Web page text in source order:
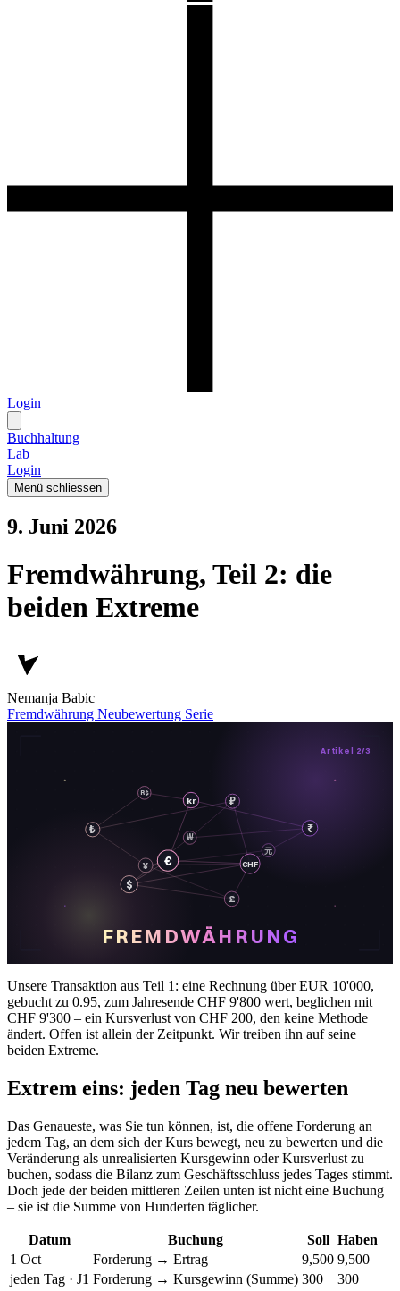
Login
Buchhaltung
Lab
Login
Menü schliessen
9. Juni 2026
Fremdwährung, Teil 2: die
beiden Extreme
Nemanja Babic
Fremdwährung Neubewertung Serie
元
¥
₩
£
R$
₽
₹
₺
$
CHF
kr
€
Artikel 2/3
FREMDWÄHRUNG
Unsere Transaktion aus Teil 1: eine Rechnung über EUR 10'000,
gebucht zu 0.95, zum Jahresende CHF 9'800 wert, beglichen mit
CHF 9'300 – ein Kursverlust von CHF 200, den keine Methode
ändert. Offen ist allein der Zeitpunkt. Wir treiben ihn auf seine
beiden Extreme.
Extrem eins: jeden Tag neu bewerten
Das Genaueste, was Sie tun können, ist, die offene Forderung an
jedem Tag, an dem sich der Kurs bewegt, neu zu bewerten und die
Veränderung als unrealisierten Kursgewinn oder Kursverlust zu
buchen, sodass die Bilanz zum Geschäftsschluss jedes Tages stimmt.
Doch jede der beiden mittleren Zeilen unten ist nicht eine Buchung
– sie ist die Summe von Hunderten täglicher.
Datum Buchung Soll Haben
1 Oct
Forderung → Ertrag 9,500 9,500
jeden Tag · J1 Forderung → Kursgewinn (Summe) 300
300